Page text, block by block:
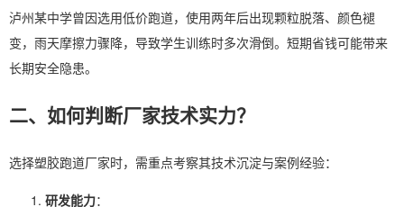
泸州某中学曾因选用低价跑道，使用两年后出现颗粒脱落、颜色褪
变，雨天摩擦力骤降，导致学生训练时多次滑倒。短期省钱可能带来
长期安全隐患。
二、如何判断厂家技术实力？
选择塑胶跑道厂家时，需重点考察其技术沉淀与案例经验：
研发能力：